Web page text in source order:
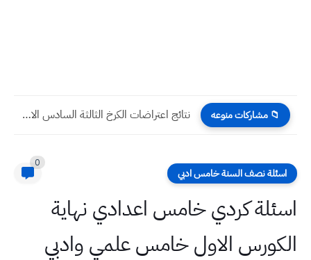
📁 مشاركات منوعه نتائج اعتراضات الكرخ الثالثة السادس الابتدائي 2024 الدور الاول
اسئلة نصف السنة خامس ادبي
0
اسئلة كردي خامس اعدادي نهاية
الكورس الاول خامس علمي وادبي